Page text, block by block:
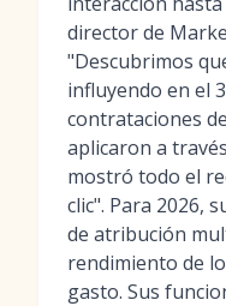
director de
"Descubrimos
influyendo en el
contrataciones
aplicaron a
mostró todo el
clic". Para 2026,
de atribución
rendimiento de
gasto. Sus